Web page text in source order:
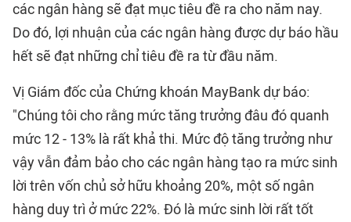
các ngân hàng sẽ đạt mục tiêu đề ra cho năm nay.
Do đó, lợi nhuận của các ngân hàng được dự báo hầu
hết sẽ đạt những chỉ tiêu đề ra từ đầu năm.
Vị Giám đốc của Chứng khoán MayBank dự báo:
"Chúng tôi cho rằng mức tăng trưởng đâu đó quanh
mức 12 - 13% là rất khả thi. Mức độ tăng trưởng như
vậy vẫn đảm bảo cho các ngân hàng tạo ra mức sinh
lời trên vốn chủ sở hữu khoảng 20%, một số ngân
hàng duy trì ở mức 22%. Đó là mức sinh lời rất tốt